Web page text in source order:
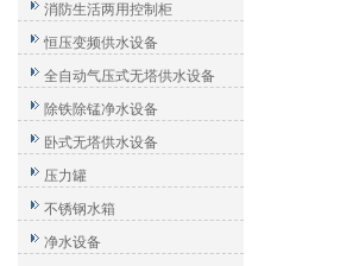
消防生活两用控制柜
恒压变频供水设备
全自动气压式无塔供水设备
除铁除锰净水设备
卧式无塔供水设备
压力罐
不锈钢水箱
净水设备